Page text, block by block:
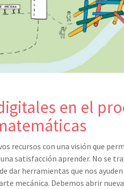
en el
recursos con una visión que
satisfacción aprender. No se
dar herramientas que nos ayuden
mecánica. Debemos abrir